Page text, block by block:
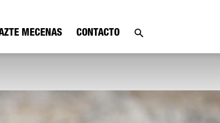
MECENAS CONTACTO